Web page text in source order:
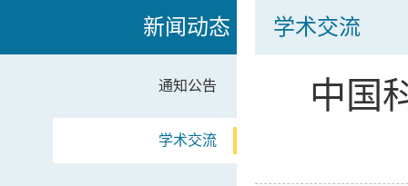
新闻动态
通知公告
学术交流
学术交流
中国